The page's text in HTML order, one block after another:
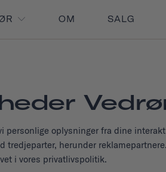
OM SALG
oplysninger fra dine
herunder
i vores privatlivspolitik.